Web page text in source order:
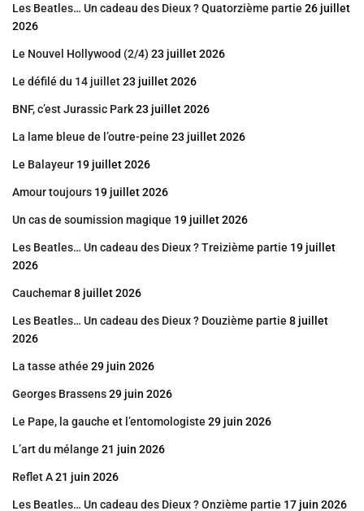
Les Beatles… Un cadeau des Dieux ? Quatorzième partie 26 juillet
2026
Le Nouvel Hollywood (2/4) 23 juillet 2026
Le défilé du 14 juillet23 juillet 2026
BNF, c’est Jurassic Park23 juillet 2026
La lame bleue de l’outre-peine 23 juillet 2026
Le Balayeur 19 juillet 2026
Amour toujours 19 juillet 2026
Un cas de soumission magique 19 juillet 2026
Les Beatles… Un cadeau des Dieux ? Treizième partie 19 juillet
2026
Cauchemar8 juillet 2026
Les Beatles… Un cadeau des Dieux ? Douzième partie 8 juillet
2026
La tasse athée 29 juin 2026
Georges Brassens29 juin 2026
Le Pape, la gauche et l’entomologiste 29 juin 2026
L’art du mélange 21 juin 2026
Reflet A21 juin 2026
Les Beatles… Un cadeau des Dieux ? Onzième partie 17 juin 2026